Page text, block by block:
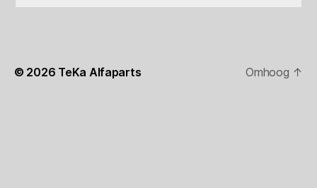
© 2026 TeKa Alfaparts Omhoog ↑